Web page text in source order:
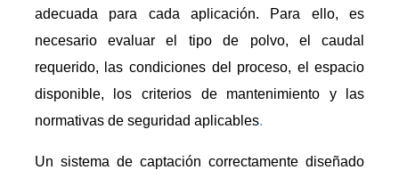
adecuada para cada aplicación. Para ello, es
necesario evaluar el tipo de polvo, el caudal
requerido, las condiciones del proceso, el espacio
disponible, los criterios de mantenimiento y las
normativas de seguridad aplicables.
Un sistema de captación correctamente diseñado